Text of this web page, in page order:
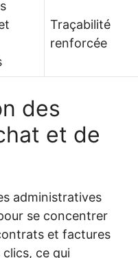
Traçabilité
renforcée
des
et de
administratives
se concentrer
et factures
ce qui